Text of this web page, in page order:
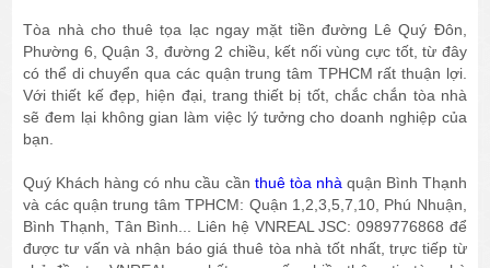
Tòa nhà cho thuê tọa lạc ngay mặt tiền đường Lê Quý Đôn,
Phường 6, Quận 3, đường 2 chiều, kết nối vùng cực tốt, từ đây
có thể di chuyển qua các quận trung tâm TPHCM rất thuận lợi.
Với thiết kế đẹp, hiện đại, trang thiết bị tốt, chắc chắn tòa nhà
sẽ đem lại không gian làm việc lý tưởng cho doanh nghiệp của
bạn.
Quý Khách hàng có nhu cầu cần thuê tòa nhà quận Bình Thạnh
và các quận trung tâm TPHCM: Quận 1,2,3,5,7,10, Phú Nhuận,
Bình Thạnh, Tân Bình... Liên hệ VNREAL JSC: 0989776868 để
được tư vấn và nhận báo giá thuê tòa nhà tốt nhất, trực tiếp từ